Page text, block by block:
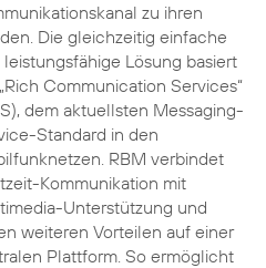
zu ihren
Die gleichzeitig einfache
leistungsfähige Lösung basiert
Communication Services“
dem aktuellsten Messaging-
Standard in den
RBM verbindet
Kommunikation mit
Unterstützung und
weiteren Vorteilen auf einer
Plattform. So ermöglicht